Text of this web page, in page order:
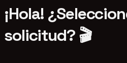
¡Hola!
solicitud? 🎬